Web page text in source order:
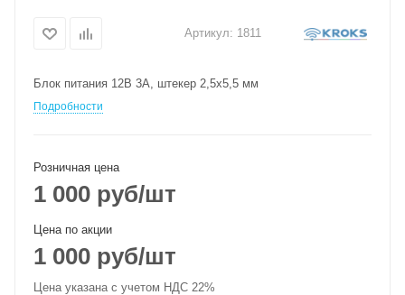
Артикул: 1811
Блок питания 12В 3А, штекер 2,5х5,5 мм
Подробности
Розничная цена
1 000 руб/шт
Цена по акции
1 000 руб/шт
Цена указана с учетом НДС 22%